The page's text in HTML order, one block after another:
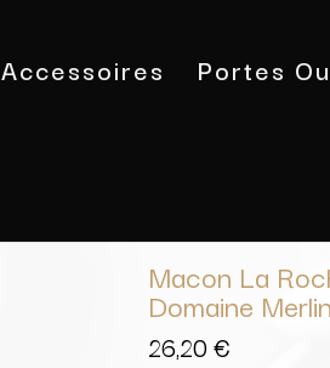
Accessoires Portes
Macon La
Domaine Merlin
26,20€